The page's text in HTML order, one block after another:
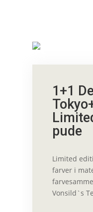
1+1
pude
Limited
farver i
Vonsild`s